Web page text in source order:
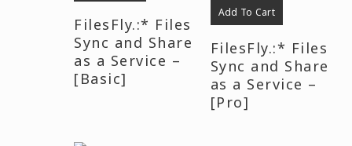
FilesFly.:* Files
Sync and Share
as a Service –
[Basic]
Add To Cart
FilesFly.:* Files
Sync and Share
as a Service –
[Pro]